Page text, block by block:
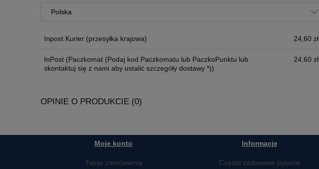
Inpost Kurier (przesyłka krajowa) 24,60 zł
InPost (Paczkomat (Podaj kod Paczkomatu lub PaczkoPunktu lub
skontaktuj się z nami aby ustalić szczegóły dostawy *))
24,60 zł
OPINIE O PRODUKCIE (0)
Moje konto
Twoje zamówienia
Informacje
Często zadawane pytania